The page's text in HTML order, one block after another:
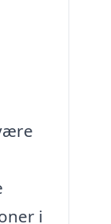
i